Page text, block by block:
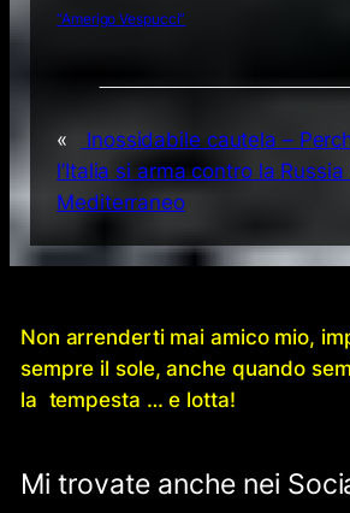
“Amerigo Vespucci”
«
Inossidabile cautela –
l’Italia si arma contro la Russia
Mediterraneo
Non arrenderti mai amico mio,
sempre il sole, anche quando
la tempesta … e lotta!
Mi trovate anche nei